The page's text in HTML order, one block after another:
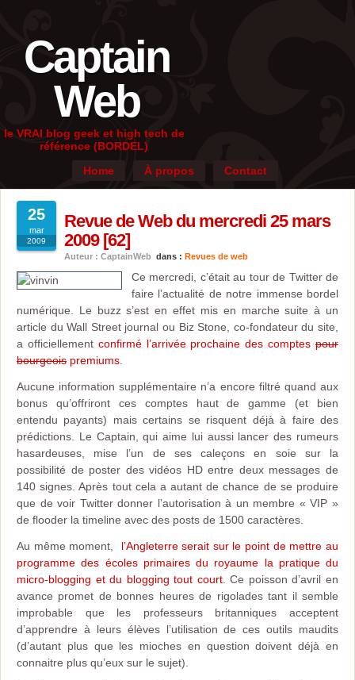
Captain
Web
le VRAI blog geek et high tech de
référence (BORDEL)
Home
À propos Contact
25
mar
2009
Revue de Web du mercredi 25 mars
2009 [62]
Auteur : CaptainWeb dans : Revues de web
Ce mercredi, c’était au tour de Twitter de
faire l’actualité de notre immense bordel
numérique. Le buzz s’est en effet mis en marche suite à un
article du Wall Street journal ou Biz Stone, co-fondateur du site,
a officiellement confirmé l’arrivée prochaine des comptespour
bourgeois premiums
Aucune information supplémentaire n’a encore filtré quand aux
bonus qu’offriront ces comptes haut de gamme (et bien
entendu payants) mais certains se risquent déjà à faire des
prédictions. Le Captain, qui aime lui aussi lancer des rumeurs
hasardeuses, mise l’un de ses caleçons en soie sur la
possibilité de poster des vidéos HD entre deux messages de
140 signes. Après tout cela a autant de chance de se produire
que de voir Twitter donner l’autorisation à un membre « VIP »
de flooder la timeline avec des posts de 1500 caractères.
Au même moment, l’Angleterre serait sur le point de mettre au
programme des écoles primaires du royaume la pratique du
micro-blogging et du blogging tout court. Ce poisson d’avril en
avance promet de bonnes heures de rigolades tant il semble
improbable que les professeurs britanniques acceptent
d’apprendre à leurs élèves l’utilisation de ces outils maudits
(d’autant plus que les mioches en question doivent déjà en
connaitre plus qu’eux sur le sujet).